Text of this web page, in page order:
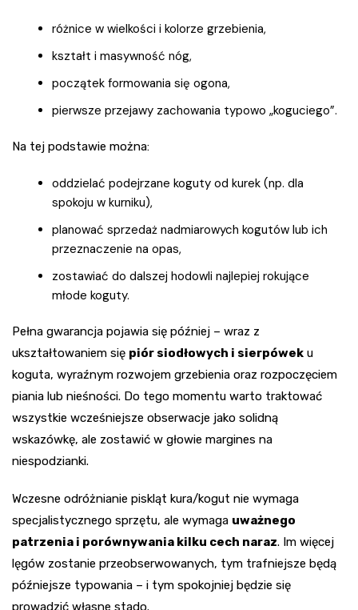
różnice w wielkości i kolorze grzebienia,
kształt i masywność nóg,
początek formowania się ogona,
pierwsze przejawy zachowania typowo „koguciego”.
Na tej podstawie można:
oddzielać podejrzane koguty od kurek (np. dla
spokoju w kurniku),
planować sprzedaż nadmiarowych kogutów lub ich
przeznaczenie na opas,
zostawiać do dalszej hodowli najlepiej rokujące
młode koguty.
Pełna gwarancja pojawia się później – wraz z
ukształtowaniem się piór siodłowych i sierpówek u
koguta, wyraźnym rozwojem grzebienia oraz rozpoczęciem
piania lub nieśności. Do tego momentu warto traktować
wszystkie wcześniejsze obserwacje jako solidną
wskazówkę, ale zostawić w głowie margines na
niespodzianki.
Wczesne odróżnianie piskląt kura/kogut nie wymaga
specjalistycznego sprzętu, ale wymaga uważnego
patrzenia i porównywania kilku cech naraz. Im więcej
lęgów zostanie przeobserwowanych, tym trafniejsze będą
późniejsze typowania – i tym spokojniej będzie się
prowadzić własne stado.